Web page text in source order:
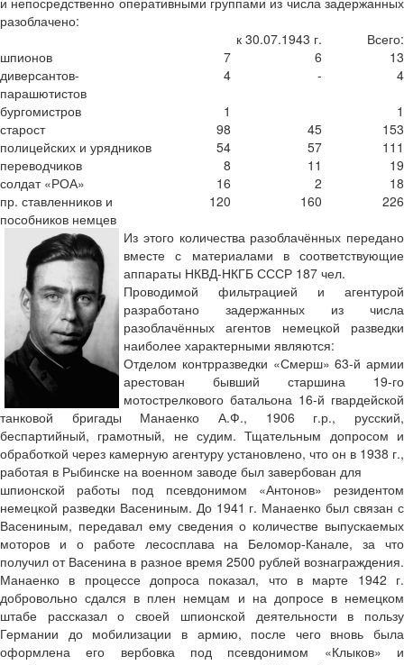
разоблачено:
к 30.07.1943 г.
Всего:
шпионов
7 6
13
диверсантов-
парашютистов
4 -
4
бургомистров
1
1
старост
98 45
153
полицейских и урядников
54 57
111
переводчиков
8 11
19
солдат «РОА»
16 2
18
пр. ставленников и
пособников немцев
120 160
226
Из этого количества разоблачённых передано
вместе с материалами в соответствующие
аппараты НКВД-НКГБ СССР 187 чел.
Проводимой фильтрацией и агентурой
разработано задержанных из числа
разоблачённых агентов немецкой разведки
наиболее характерными являются:
Отделом контрразведки «Смерш» 63-й армии
арестован бывший старшина 19-го
мотострелкового батальона 16-й гвардейской
танковой бригады Манаенко А.Ф., 1906 г.р., русский,
беспартийный, грамотный, не судим. Тщательным допросом и
обработкой через камерную агентуру установлено, что он в 1938 г.,
работая в Рыбинске на военном заводе был завербован для
шпионской работы под псевдонимом «Антонов» резидентом
немецкой разведки Васениным. До 1941 г. Манаенко был связан с
Васениным, передавал ему сведения о количестве выпускаемых
моторов и о работе лесосплава на Беломор-Канале, за что
получил от Васенина в разное время 2500 рублей вознаграждения.
Манаенко в процессе допроса показал, что в марте 1942 г.
добровольно сдался в плен немцам и на допросе в немецком
штабе рассказал о своей шпионской деятельности в пользу
Германии до мобилизации в армию, после чего вновь была
оформлена его вербовка под псевдонимом «Клыков» и